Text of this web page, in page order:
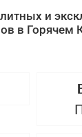
и
в Горячем